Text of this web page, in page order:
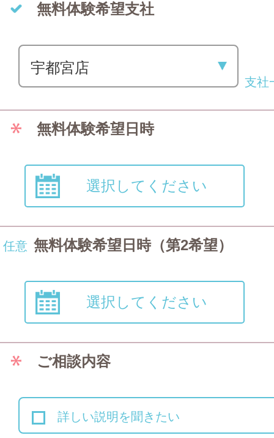
無料体験希望支社
宇都宮店
支社
無料体験希望日時
選択してください
任意 無料体験希望日時（第2希望）
選択してください
ご相談内容
詳しい説明を聞きたい